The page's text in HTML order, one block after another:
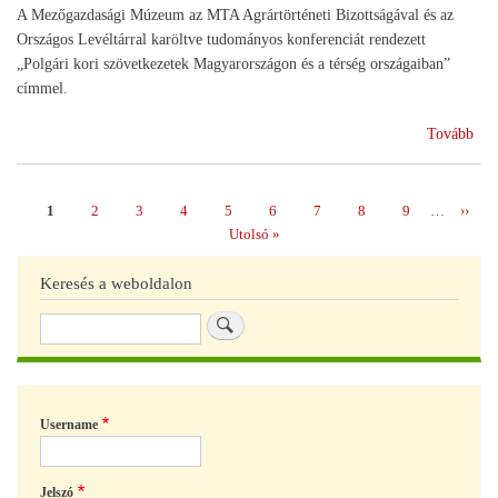
A Mezőgazdasági Múzeum az MTA Agrártörténeti Bizottságával és az
Országos Levéltárral karöltve tudományos konferenciát rendezett
„Polgári kori szövetkezetek Magyarországon és a térség országaiban”
címmel.
Tovább
Page
1 Page
2 Page
3 Page
4 Page
5 Page
6 Page
7 Page
8 Page
9
››
Utolsó
oldal
Utolsó »
Keresés a weboldalon
Keresés
Username
Jelszó